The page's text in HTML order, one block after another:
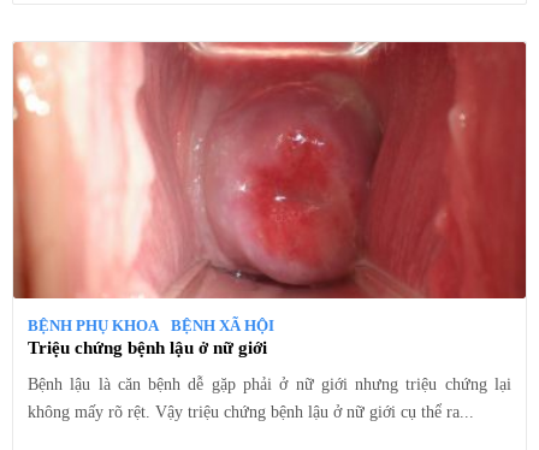
BỆNH PHỤ KHOA BỆNH XÃ HỘI
Triệu chứng bệnh lậu ở nữ giới
Bệnh lậu là căn bệnh dễ gặp phải ở nữ giới nhưng triệu chứng lại
không mấy rõ rệt. Vậy triệu chứng bệnh lậu ở nữ giới cụ thể ra...